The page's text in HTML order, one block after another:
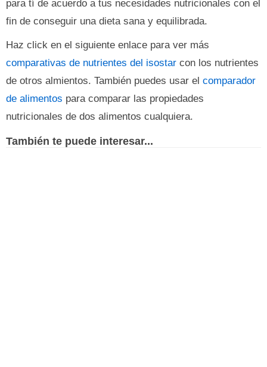
para tí de acuerdo a tus necesidades nutricionales con el
fin de conseguir una dieta sana y equilibrada.
Haz click en el siguiente enlace para ver más
comparativas de nutrientes del isostar con los nutrientes
de otros almientos. También puedes usar el comparador
de alimentos para comparar las propiedades
nutricionales de dos alimentos cualquiera.
También te puede interesar...